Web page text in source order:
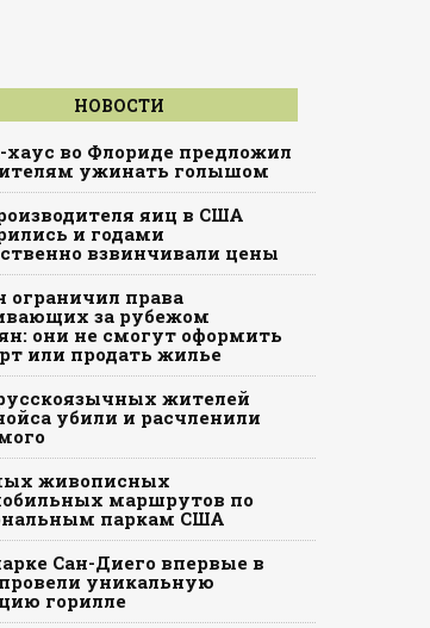
НОВОСТИ
хаус во Флориде предложил
ужинать голышом
яиц в США
и годами
взвинчивали цены
ограничил права
за рубежом
они не смогут оформить
или продать жилье
жителей
убили и расчленили
живописных
маршрутов по
паркам США
Сан-Диего впервые в
уникальную
горилле